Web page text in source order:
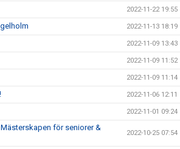
2022-11-22 19:55
2022-11-13 18:19
2022-11-09 13:43
2022-11-09 11:52
2022-11-09 11:14
2022-11-06 12:11
2022-11-01 09:24
för seniorer &
2022-10-25 07:54